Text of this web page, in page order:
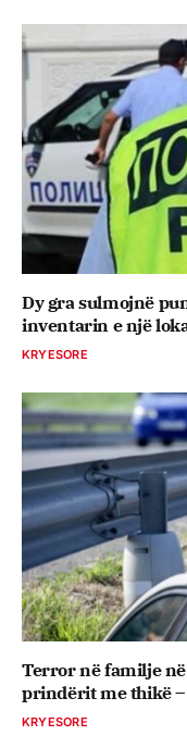
Dy gra sulmojnë
inventarin e një
KRYESORE
Terror në familje
prindërit me thikë
KRYESORE